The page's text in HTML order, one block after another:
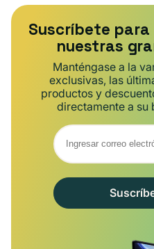
Suscríbete
nuestras
Manténgase a la
exclusivas, las
productos y
directamente a su